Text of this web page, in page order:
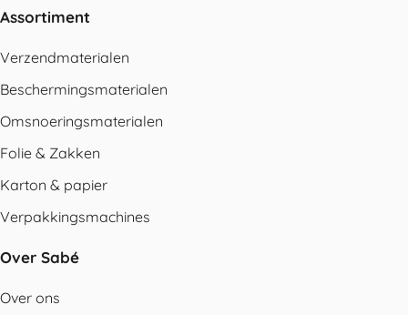
Assortiment
Verzendmaterialen
Beschermingsmaterialen
Omsnoeringsmaterialen
Folie & Zakken
Karton & papier
Verpakkingsmachines
Over Sabé
Over ons